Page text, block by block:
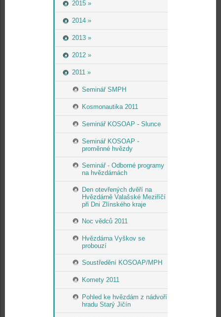
2015 »
2014 »
2013 »
2012 »
2011 »
Seminář SMPH
Kosmonautika 2011
Seminář KOSOAP - Slunce
Seminář KOSOAP -
proměnné hvězdy
Seminář - Odborné programy
na hvězdárnách
Den otevřených dvěří na
Hvězdárně Valašské Meziříčí
při Dni Zlínského kraje
Noc vědců 2011
Hvězdárna Vyškov se
probouzí
Soustředění KOSOAP/MPH
Komety 2011
Pohled ke hvězdám z nádvoří
hradu Starý Jičín